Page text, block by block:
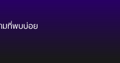
มที่พบบ่อย